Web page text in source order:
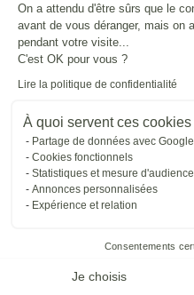
On a attendu d'être sûrs que le
avant de vous déranger, mais on
pendant votre visite...
C'est OK pour vous ?
Lire la politique de confidentialité
À quoi servent ces cookies
Partage de données avec Google
Cookies fonctionnels
Statistiques et mesure d'audience
Annonces personnalisées
Expérience et relation
Consentements
Je choisis
DANIEL
L'UNIVERS
Tous nos
SUIVRE